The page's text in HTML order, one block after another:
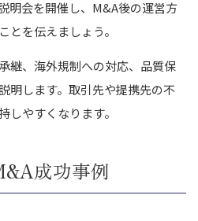
明会を開催し、M&A後の運営方
とを伝えましょう。
継、海外規制への対応、品質保
明します。取引先や提携先の不
しやすくなります。
成功事例